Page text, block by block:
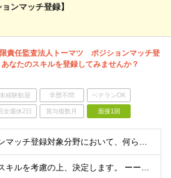
ンマッチ登録】
責任監査法人トーマツ ポジションマッチ登
あなたのスキルを登録してみませんか？
未経験歓迎 学歴不問 ベテランOK
全週休2日 賞与複数月 面接1回